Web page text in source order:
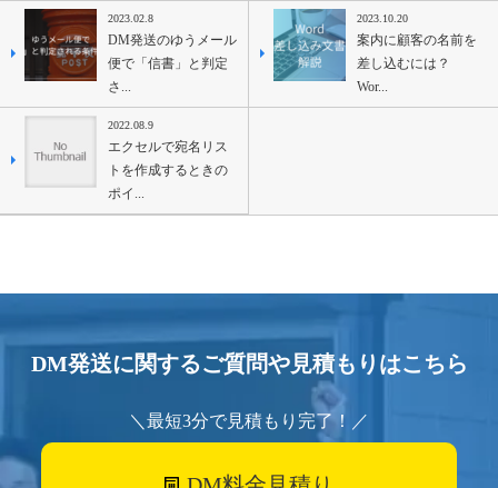
2023.02.8
DM発送のゆうメール
便で「信書」と判定
さ...
2023.10.20
案内に顧客の名前を
差し込むには？
Wor...
2022.08.9
エクセルで宛名リス
トを作成するときの
ポイ...
DM発送に関するご質問や見積もりはこちら
＼最短3分で見積もり完了！／